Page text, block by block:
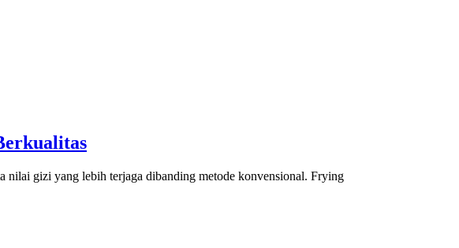
nilai gizi yang lebih terjaga dibanding metode konvensional. Frying